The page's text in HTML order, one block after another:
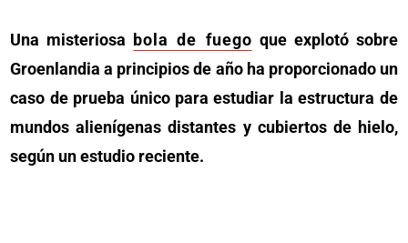
Una misteriosa bola de fuego que explotó sobre
Groenlandia a principios de año ha proporcionado un
caso de prueba único para estudiar la estructura de
mundos alienígenas distantes y cubiertos de hielo,
según un estudio reciente.